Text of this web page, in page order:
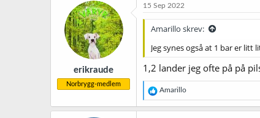
erikraude
Norbrygg-medlem
15 Sep 2022
Amarillo skrev:
Jeg synes også at 1 bar er litt
1,2 lander jeg ofte på på
R
e
a
Amarillo